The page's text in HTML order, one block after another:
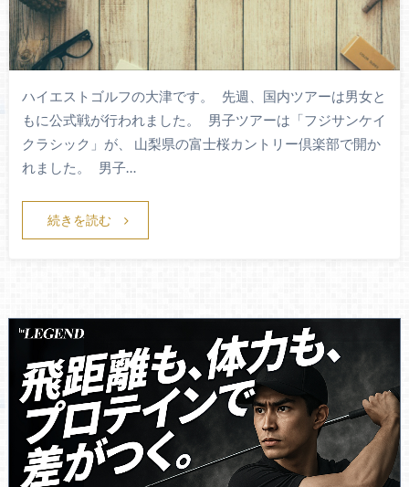
ハイエストゴルフの大津です。 先週、国内ツアーは男女と
もに公式戦が行われました。 男子ツアーは「フジサンケイ
クラシック」が、 山梨県の富士桜カントリー倶楽部で開か
れました。 男子…
続きを読む